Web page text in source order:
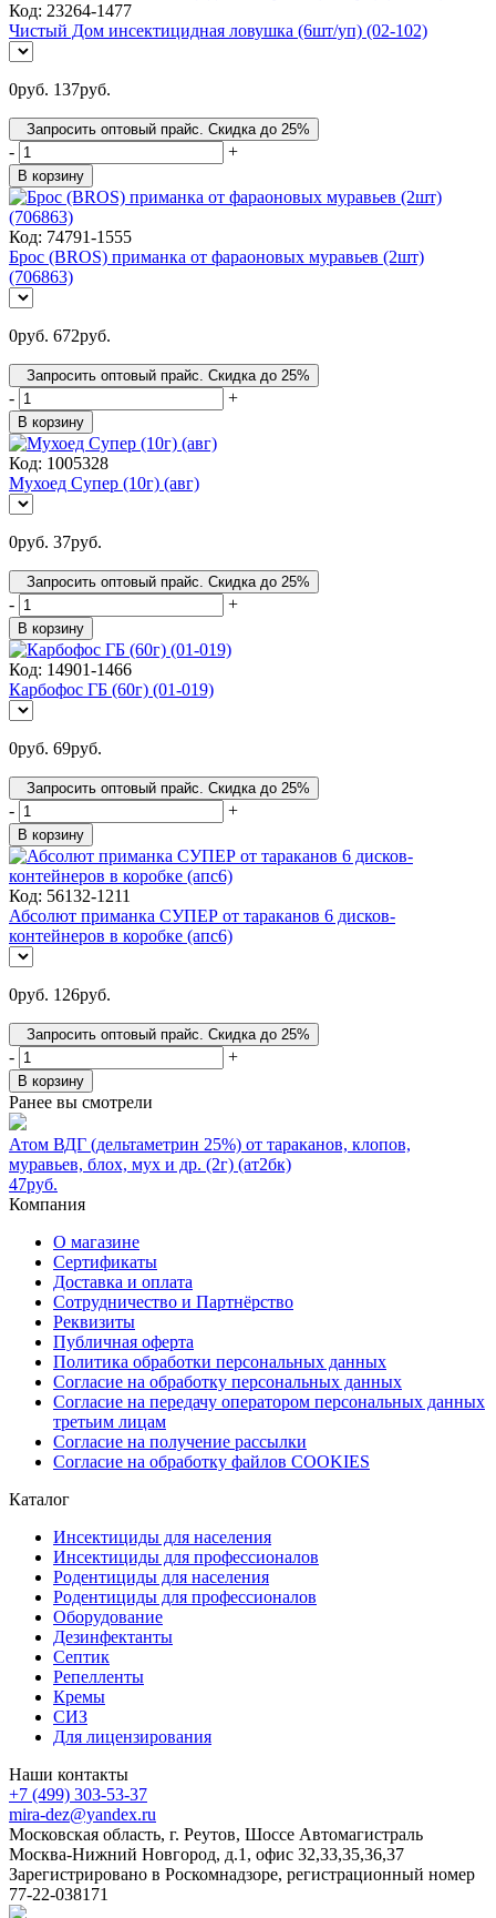
Код: 23264-1477
Чистый Дом инсектицидная ловушка (6шт/уп) (02-102)
0руб. 137руб.
Запросить оптовый прайс. Скидка до 25%
- +
В корзину
Код: 74791-1555
Брос (BROS) приманка от фараоновых муравьев (2шт)
(706863)
0руб. 672руб.
Запросить оптовый прайс. Скидка до 25%
- +
В корзину
Код: 1005328
Мухоед Супер (10г) (авг)
0руб. 37руб.
Запросить оптовый прайс. Скидка до 25%
- +
В корзину
Код: 14901-1466
Карбофос ГБ (60г) (01-019)
0руб. 69руб.
Запросить оптовый прайс. Скидка до 25%
- +
В корзину
Код: 56132-1211
Абсолют приманка СУПЕР от тараканов 6 дисков-
контейнеров в коробке (апс6)
0руб. 126руб.
Запросить оптовый прайс. Скидка до 25%
- +
В корзину
Ранее вы смотрели
Атом ВДГ (дельтаметрин 25%) от тараканов, клопов,
муравьев, блох, мух и др. (2г) (ат2бк)
47руб.
Компания
О магазине
Сертификаты
Доставка и оплата
Сотрудничество и Партнёрство
Реквизиты
Публичная оферта
Политика обработки персональных данных
Согласие на обработку персональных данных
Согласие на передачу оператором персональных данных
третьим лицам
Согласие на получение рассылки
Согласие на обработку файлов COOKIES
Каталог
Инсектициды для населения
Инсектициды для профессионалов
Родентициды для населения
Родентициды для профессионалов
Оборудование
Дезинфектанты
Септик
Репелленты
Кремы
СИЗ
Для лицензирования
Наши контакты
+7 (499) 303-53-37
mira-dez@yandex.ru
Московская область, г. Реутов, Шоссе Автомагистраль
Москва-Нижний Новгород, д.1, офис 32,33,35,36,37
Зарегистрировано в Роскомнадзоре, регистрационный номер
77-22-038171